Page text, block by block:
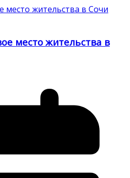
место жительства в